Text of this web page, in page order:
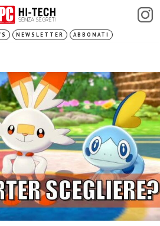
NEWSLETTER ABBONATI